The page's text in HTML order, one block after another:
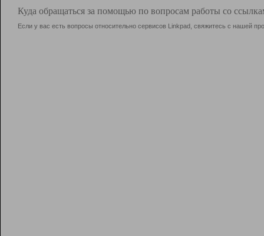
Куда обращаться за помощью по вопросам работы со
Если у вас есть вопросы относительно сервисов Linkpad, свяжитесь с нашей